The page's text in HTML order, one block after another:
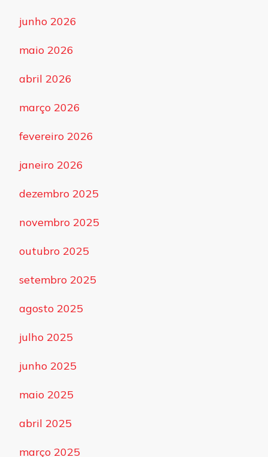
junho 2026
maio 2026
abril 2026
março 2026
fevereiro 2026
janeiro 2026
dezembro 2025
novembro 2025
outubro 2025
setembro 2025
agosto 2025
julho 2025
junho 2025
maio 2025
abril 2025
março 2025